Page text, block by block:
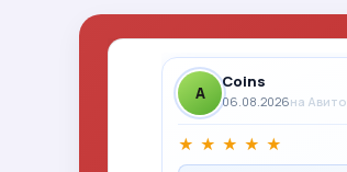
A
Coins
06.08.2026на Авито
★ ★ ★ ★ ★